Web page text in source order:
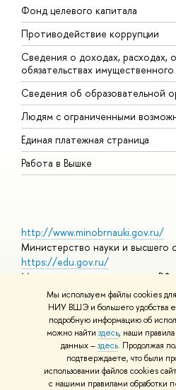
Мы используем файлы cookies
НИУ ВШЭ и большего удобства
подробную информацию об
можно найти здесь, наши
данных –здесь. Продолжая
подтверждаете, что были
использовании файлов cookies
с нашими правилами обработки
Фонд целевого капитала
Противодействие коррупции
Сведения о доходах, расходах,
обязательствах
Сведения об образовательной
Людям с ограниченными
Единая платежная страница
Работа в Вышке
http://www.minobrnauki.gov.ru/
Министерство науки и высшего
https://edu.gov.ru/
Министерство просвещения РФ
https://elearning.hse.ru/mooc
Массовые открытые онлайн-
© НИУ ВШЭ 1993–2026 Адреса и
использования материалов